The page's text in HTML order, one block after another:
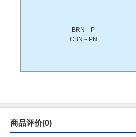
BRN－P
CBN－PN
商品评价(0)